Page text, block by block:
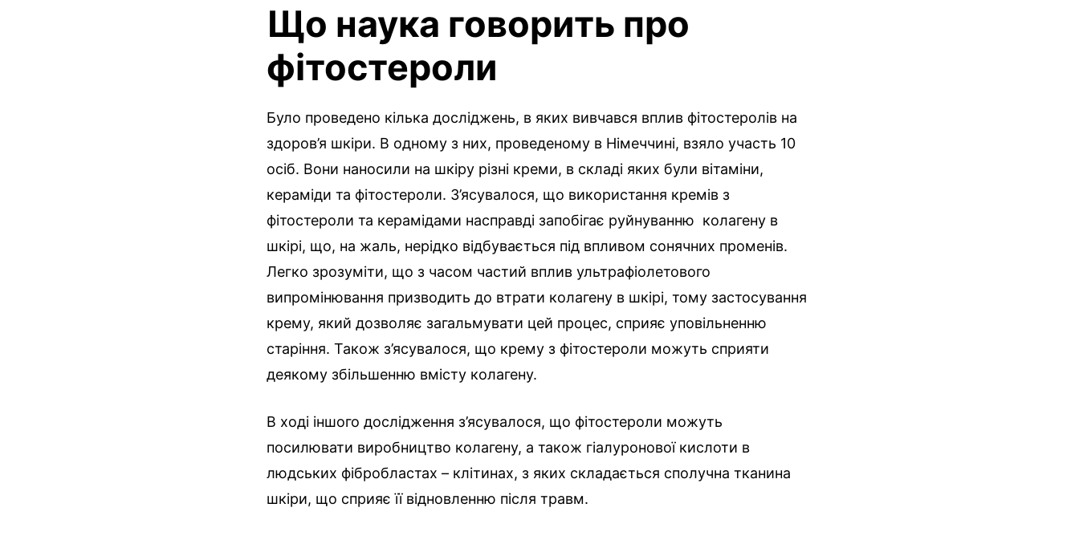
Що наука говорить про
фітостероли
Було проведено кілька досліджень, в яких вивчався вплив фітостеролів на
здоров’я шкіри. В одному з них, проведеному в Німеччині, взяло участь 10
осіб. Вони наносили на шкіру різні креми, в складі яких були вітаміни,
кераміди та фітостероли. З’ясувалося, що використання кремів з
фітостероли та керамідами насправді запобігає руйнуванню колагену в
шкірі, що, на жаль, нерідко відбувається під впливом сонячних променів.
Легко зрозуміти, що з часом частий вплив ультрафіолетового
випромінювання призводить до втрати колагену в шкірі, тому застосування
крему, який дозволяє загальмувати цей процес, сприяє уповільненню
старіння. Також з’ясувалося, що крему з фітостероли можуть сприяти
деякому збільшенню вмісту колагену.
В ході іншого дослідження з’ясувалося, що фітостероли можуть
посилювати виробництво колагену, а також гіалуронової кислоти в
людських фібробластах – клітинах, з яких складається сполучна тканина
шкіри, що сприяє її відновленню після травм.